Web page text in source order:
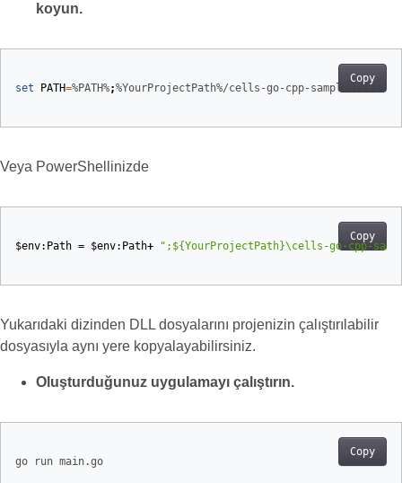
koyun.
Copy
set PATH=%PATH%;%YourProjectPath%/cells-go-cpp-samples/
Veya PowerShellinizde
Copy
$env:Path = $env:Path+ ";${YourProjectPath}\cells-go-cpp-
Yukarıdaki dizinden DLL dosyalarını projenizin çalıştırılabilir
dosyasıyla aynı yere kopyalayabilirsiniz.
Oluşturduğunuz uygulamayı çalıştırın.
Copy
go run main.go